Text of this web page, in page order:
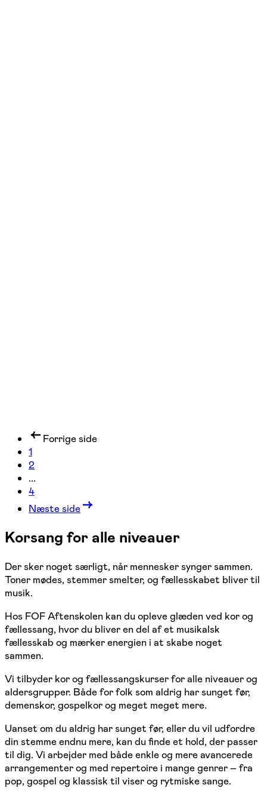
Forrige side
1
2
...
4
Næste side
Korsang for alle niveauer
Der sker noget særligt, når mennesker synger sammen.
Toner mødes, stemmer smelter, og fællesskabet bliver til
musik.
Hos FOF Aftenskolen kan du opleve glæden ved kor og
fællessang, hvor du bliver en del af et musikalsk
fællesskab og mærker energien i at skabe noget
sammen.
Vi tilbyder kor og fællessangskurser for alle niveauer og
aldersgrupper. Både for folk som aldrig har sunget før,
demenskor, gospelkor og meget meget mere.
Uanset om du aldrig har sunget før, eller du vil udfordre
din stemme endnu mere, kan du finde et hold, der passer
til dig. Vi arbejder med både enkle og mere avancerede
arrangementer og med repertoire i mange genrer – fra
pop, gospel og klassisk til viser og rytmiske sange.